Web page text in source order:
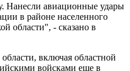
Нанесли авиационные удары
в районе населенного
области", - сказано в
включая областной
войсками еще в